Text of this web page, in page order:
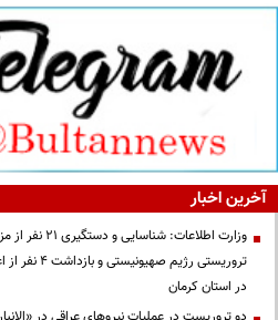
آخرین اخبار
وزارت
تروریستی
در استان کرمان